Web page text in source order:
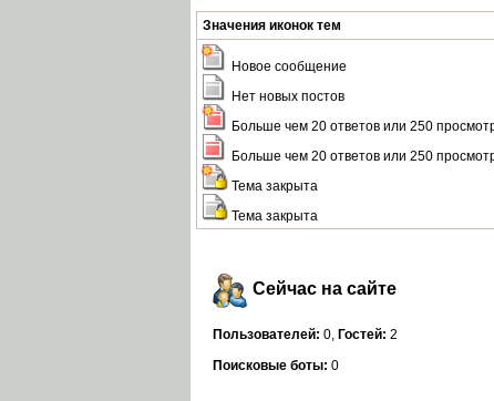
Значения иконок тем
Новое сообщение
Нет новых постов
Больше чем 20 ответов или 250
Больше чем 20 ответов или 250
Тема закрыта
Тема закрыта
Сейчас на сайте
Пользователей: 0, Гостей: 2
Поисковые боты: 0